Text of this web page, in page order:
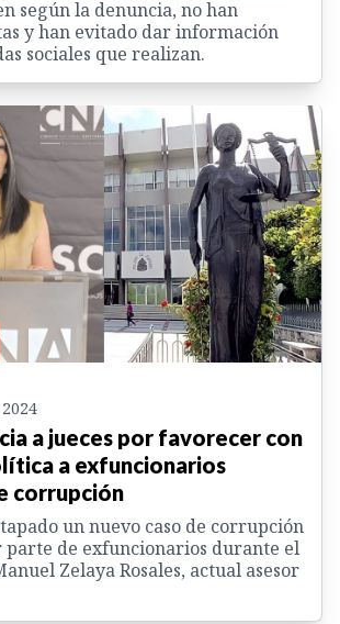
según la denuncia, no han
y han evitado dar información
sociales que realizan.
a jueces por favorecer con
a exfuncionarios
corrupción
un nuevo caso de corrupción
parte de exfuncionarios durante el
Zelaya Rosales, actual asesor